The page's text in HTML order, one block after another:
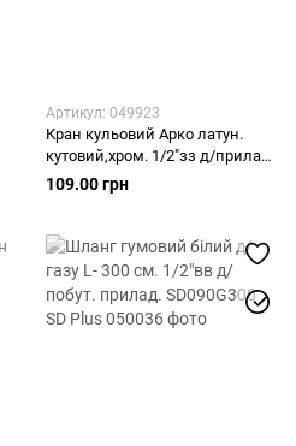
Артикул: 049923
Кран кульовий Арко латун.
кутовий,хром. 1/2"зз д/прилад.
SD185W1515 SD Plus
109.00 грн